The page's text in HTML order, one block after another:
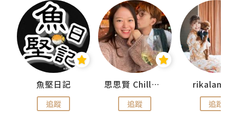
魚堅日記
追蹤
思思賢 ChillMyBabe
追蹤 追蹤